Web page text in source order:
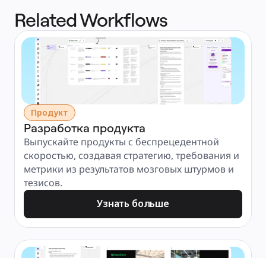
Related Workflows
Продукт
Разработка продукта
Выпускайте продукты с беспрецедентной
скоростью, создавая стратегию, требования и
метрики из результатов мозговых штурмов и
тезисов.
Узнать больше